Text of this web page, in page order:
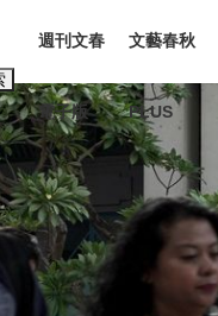
週刊文春
電子版
文藝春秋
PLUS